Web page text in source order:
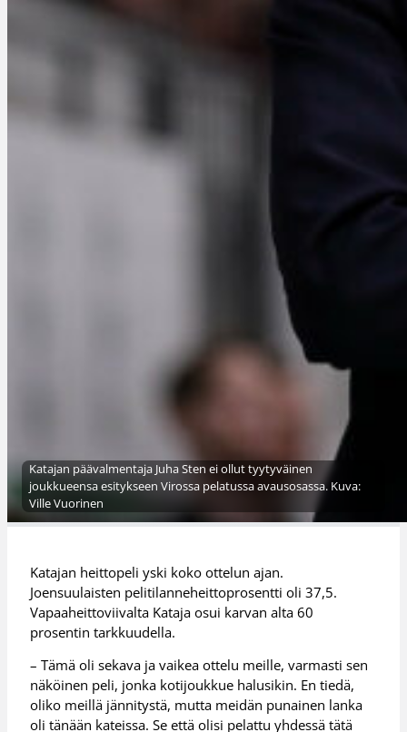
Katajan päävalmentaja Juha Sten ei ollut tyytyväinen
joukkueensa esitykseen Virossa pelatussa avausosassa. Kuva:
Ville Vuorinen
Katajan heittopeli yski koko ottelun ajan.
Joensuulaisten pelitilanneheittoprosentti oli 37,5.
Vapaaheittoviivalta Kataja osui karvan alta 60
prosentin tarkkuudella.
– Tämä oli sekava ja vaikea ottelu meille, varmasti sen
näköinen peli, jonka kotijoukkue halusikin. En tiedä,
oliko meillä jännitystä, mutta meidän punainen lanka
oli tänään kateissa. Se että olisi pelattu yhdessä tätä